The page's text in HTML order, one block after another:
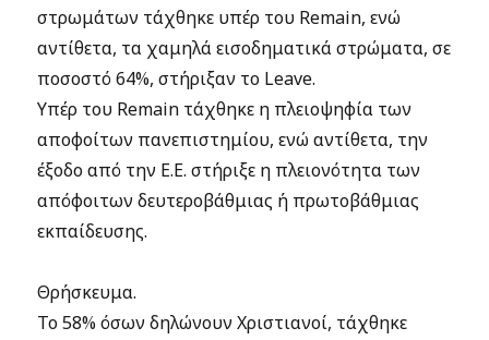
στρωμάτων τάχθηκε υπέρ του Remain, ενώ
αντίθετα, τα χαμηλά εισοδηματικά στρώματα, σε
ποσοστό 64%, στήριξαν το Leave.
Υπέρ του Remain τάχθηκε η πλειοψηφία των
αποφοίτων πανεπιστημίου, ενώ αντίθετα, την
έξοδο από την Ε.Ε. στήριξε η πλειονότητα των
απόφοιτων δευτεροβάθμιας ή πρωτοβάθμιας
εκπαίδευσης.
Θρήσκευμα.
Το 58% όσων δηλώνουν Χριστιανοί, τάχθηκε